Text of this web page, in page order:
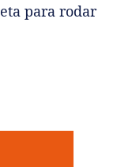
para rodar